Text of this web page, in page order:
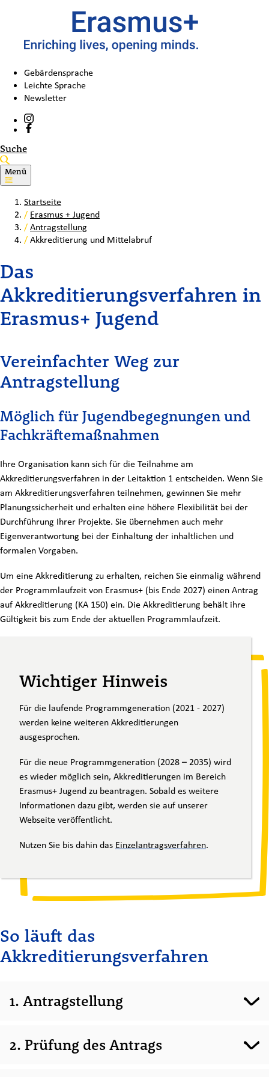
Gebärdensprache
Leichte Sprache
Newsletter
Suche
Menü
Startseite
/ Erasmus + Jugend
/Antragstellung
/Akkreditierung und Mittelabruf
Das
Akkreditierungsverfahren in
Erasmus+ Jugend
Vereinfachter Weg zur
Antragstellung
Möglich für Jugendbegegnungen und
Fachkräftemaßnahmen
Ihre Organisation kann sich für die Teilnahme am
Akkreditierungsverfahren in der Leitaktion 1 entscheiden. Wenn Sie
am Akkreditierungsverfahren teilnehmen, gewinnen Sie mehr
Planungssicherheit und erhalten eine höhere Flexibilität bei der
Durchführung Ihrer Projekte. Sie übernehmen auch mehr
Eigenverantwortung bei der Einhaltung der inhaltlichen und
formalen Vorgaben.
Um eine Akkreditierung zu erhalten, reichen Sie einmalig während
der Programmlaufzeit von Erasmus+ (bis Ende 2027) einen Antrag
auf Akkreditierung (KA 150) ein. Die Akkreditierung behält ihre
Gültigkeit bis zum Ende der aktuellen Programmlaufzeit.
Wichtiger Hinweis
Für die laufende Programmgeneration (2021 - 2027)
werden keine weiteren Akkreditierungen
ausgesprochen.
Für die neue Programmgeneration (2028 – 2035) wird
es wieder möglich sein, Akkreditierungen im Bereich
Erasmus+ Jugend zu beantragen. Sobald es weitere
Informationen dazu gibt, werden sie auf unserer
Webseite veröffentlicht.
Nutzen Sie bis dahin das Einzelantragsverfahren.
So läuft das
Akkreditierungsverfahren
1. Antragstellung
Einmal im Jahr können Sie einen Antrag auf Akkreditierung
(KA 150) bei JUGEND für Europa einreichen. Im
2. Prüfung des Antrags